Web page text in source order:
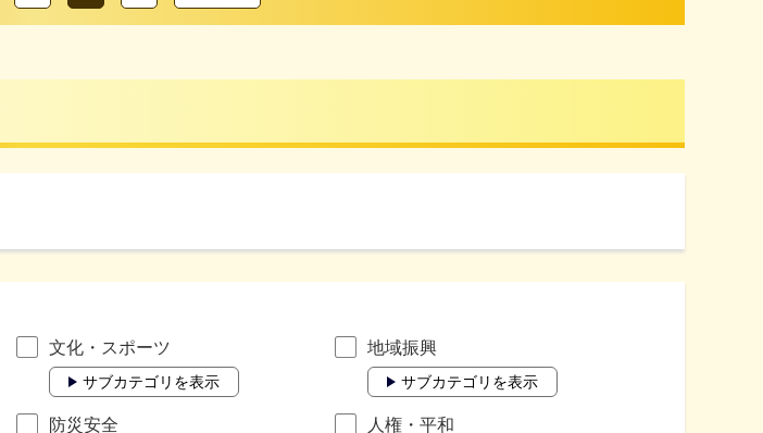
文化・スポーツ
サブカテゴリを表示
地域振興
サブカテゴリを表示
防災安全 人権・平和